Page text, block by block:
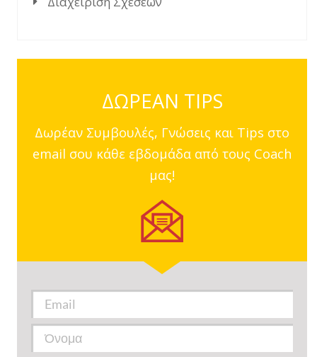
ΔΩΡΕΑΝ TIPS
Δωρέαν Συμβουλές, Γνώσεις και Tips στο
email σου κάθε εβδομάδα από τους Coach
μας!